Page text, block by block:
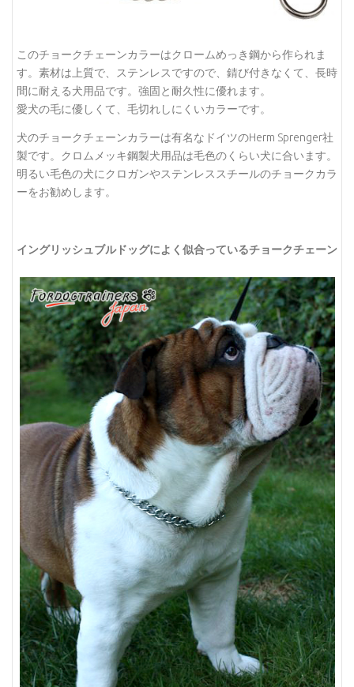
このチョークチェーンカラーはクロームめっき鋼から作られま
す。素材は上質で、ステンレスですので、錆び付きなくて、長時
間に耐える犬用品です。強固と耐久性に優れます。
愛犬の毛に優しくて、毛切れしにくいカラーです。
犬のチョークチェーンカラーは有名なドイツのHerm Sprenger社
製です。クロムメッキ鋼製犬用品は毛色のくらい犬に合います。
明るい毛色の犬にクロガンやステンレススチールのチョークカラ
ーをお勧めします。
イングリッシュブルドッグによく似合っているチョークチェーン